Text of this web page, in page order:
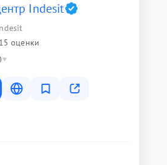
Indesit
оценки